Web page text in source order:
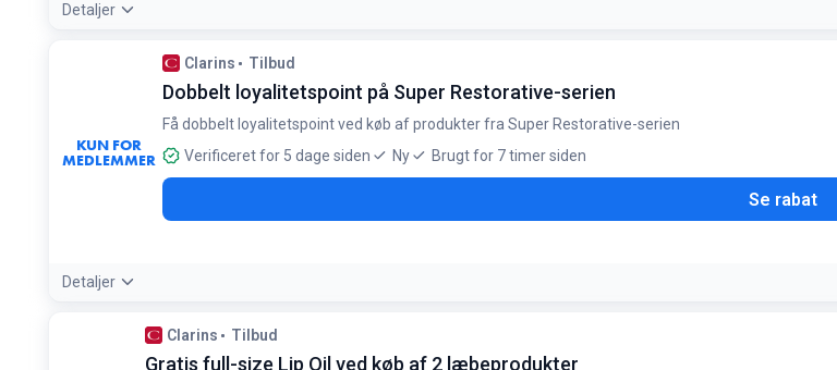
Detaljer
Kun på udvalgte gavesæt, så længe lager haves
KUN FOR
MEDLEMMER
Clarins Tilbud
Dobbelt loyalitetspoint på Super Restorative-serien
Få dobbelt loyalitetspoint ved køb af produkter fra Super Restorative-serien
Verificeret for 5 dage siden
Ny Brugt for 7 timer siden
Se rabat
Detaljer
Betingelser:
Gælder kun Super Restorative-serien
Clarins Tilbud
Gratis full-size Lip Oil ved køb af 2 læbeprodukter